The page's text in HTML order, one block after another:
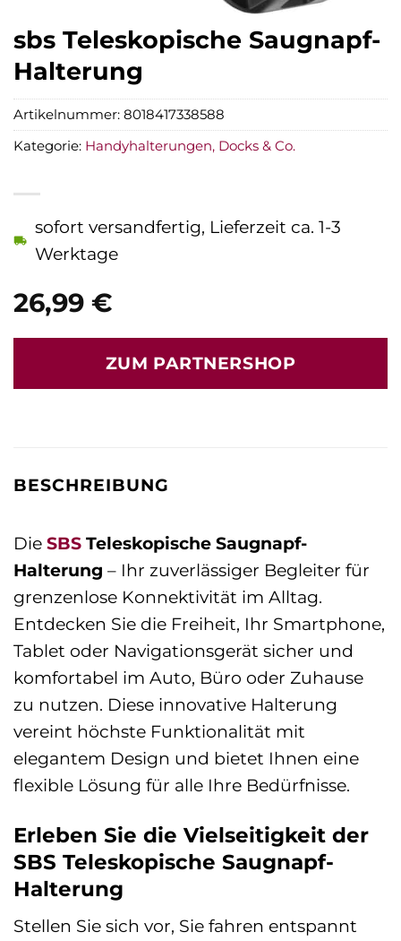
sbs Teleskopische Saugnapf-
Halterung
26,99 €
sofort versandfertig, Lieferzeit ca. 1-3
Werktage
ZUM PARTNERSHOP
Artikelnummer: 8018417338588
Kategorie: Handyhalterungen, Docks & Co.
BESCHREIBUNG
Die SBS Teleskopische Saugnapf-
Halterung – Ihr zuverlässiger Begleiter für
grenzenlose Konnektivität im Alltag.
Entdecken Sie die Freiheit, Ihr Smartphone,
Tablet oder Navigationsgerät sicher und
komfortabel im Auto, Büro oder Zuhause
zu nutzen. Diese innovative Halterung
vereint höchste Funktionalität mit
elegantem Design und bietet Ihnen eine
flexible Lösung für alle Ihre Bedürfnisse.
Erleben Sie die Vielseitigkeit der
SBS Teleskopische Saugnapf-
Halterung
Stellen Sie sich vor, Sie fahren entspannt